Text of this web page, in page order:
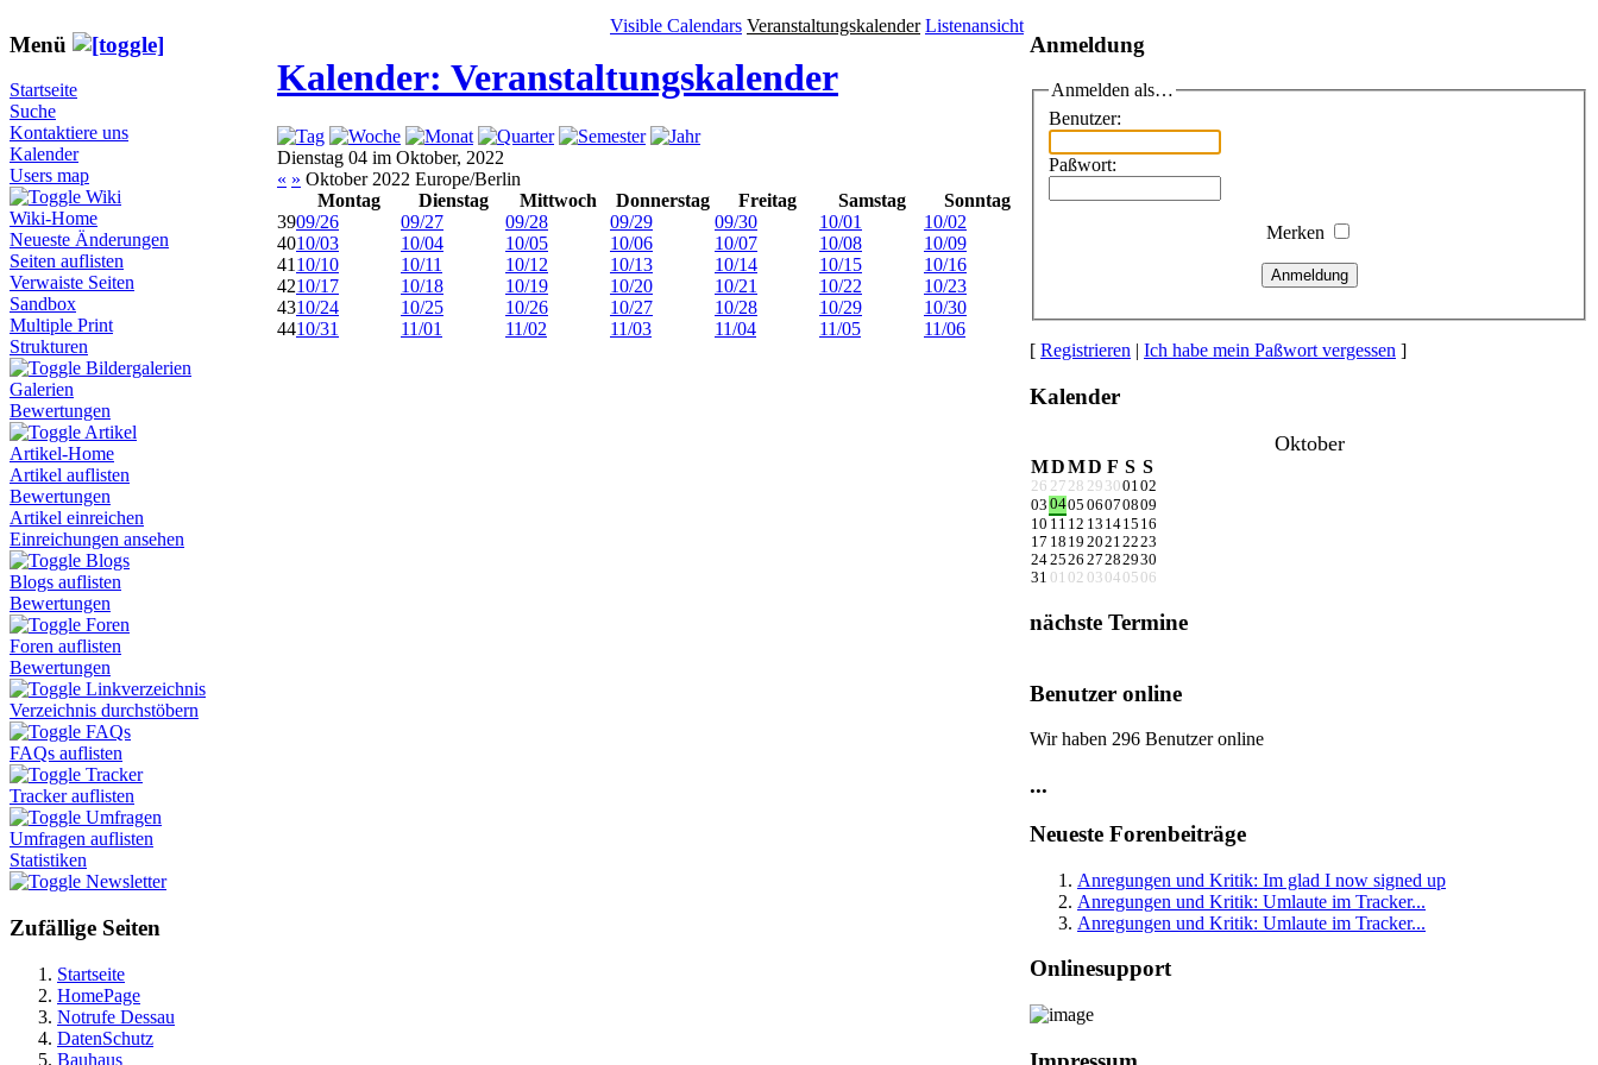
Menü
Startseite
Suche
Kontaktiere uns
Kalender
Users map
Wiki
Wiki-Home
Neueste Änderungen
Seiten auflisten
Verwaiste Seiten
Sandbox
Multiple Print
Strukturen
Bildergalerien
Galerien
Bewertungen
Artikel
Artikel-Home
Artikel auflisten
Bewertungen
Artikel einreichen
Einreichungen ansehen
Blogs
Blogs auflisten
Bewertungen
Foren
Foren auflisten
Bewertungen
Linkverzeichnis
Verzeichnis durchstöbern
FAQs
FAQs auflisten
Tracker
Tracker auflisten
Umfragen
Umfragen auflisten
Statistiken
Newsletter
Zufällige Seiten
Startseite
HomePage
Notrufe Dessau
DatenSchutz
Bauhaus
Visible Calendars Veranstaltungskalender Listenansicht
Kalender: Veranstaltungskalender
Dienstag 04 im Oktober, 2022
« » Oktober 2022 Europe/Berlin
Montag
Dienstag Mittwoch Donnerstag Freitag Samstag
Sonntag
3909/26 09/27 09/28 09/29 09/30 10/01
10/02
4010/03 10/04 10/05 10/06 10/07 10/08
10/09
41 10/10 10/11 10/12 10/13 10/14 10/15
10/16
4210/17 10/18 10/19 10/20 10/21 10/22
10/23
4310/24 10/25 10/26 10/27 10/28 10/29
10/30
4410/31 11/01 11/02 11/03 11/04 11/05 11/06
Anmeldung
Anmelden als…
Benutzer:
Paßwort:
Merken
Anmeldung
[ Registrieren | Ich habe mein Paßwort vergessen ]
Kalender
Oktober
MDMD F S S
26 27 28 29 300102
03 0405 06070809
10 11 12 13 1415 16
17 18 19 20212223
242526 27282930
31 01 02 03 04 05 06
nächste Termine
Benutzer online
Wir haben 296 Benutzer online
...
Neueste Forenbeiträge
Anregungen und Kritik: Im glad I now signed up
Anregungen und Kritik: Umlaute im Tracker...
Anregungen und Kritik: Umlaute im Tracker...
Onlinesupport